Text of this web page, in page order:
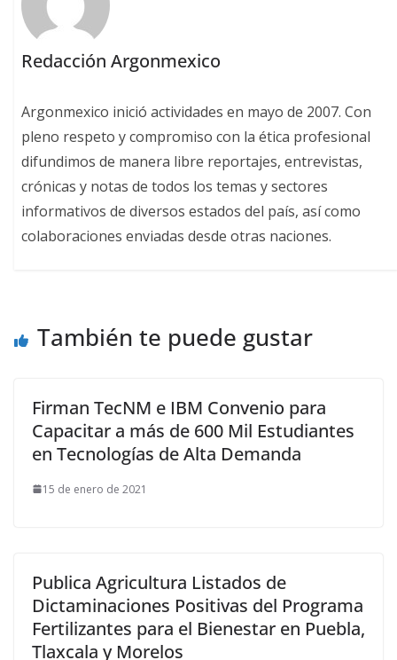
Redacción Argonmexico
Argonmexico inició actividades en mayo de 2007. Con
pleno respeto y compromiso con la ética profesional
difundimos de manera libre reportajes, entrevistas,
crónicas y notas de todos los temas y sectores
informativos de diversos estados del país, así como
colaboraciones enviadas desde otras naciones.
También te puede gustar
Firman TecNM e IBM Convenio para
Capacitar a más de 600 Mil Estudiantes
en Tecnologías de Alta Demanda
15 de enero de 2021
Publica Agricultura Listados de
Dictaminaciones Positivas del Programa
Fertilizantes para el Bienestar en Puebla,
Tlaxcala y Morelos